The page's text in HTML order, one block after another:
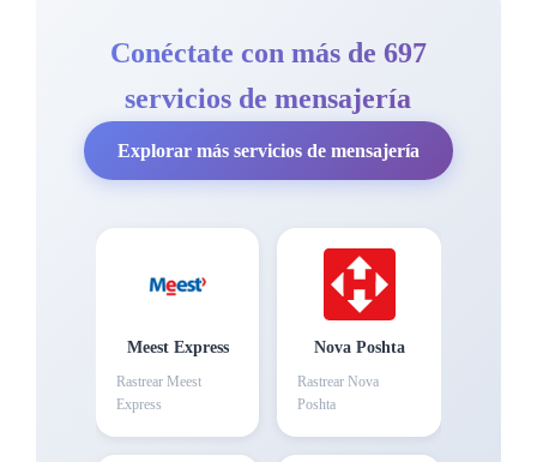
Conéctate con más de 697
servicios de mensajería
Explorar más servicios de mensajería
Meest Express
Rastrear Meest
Express
Nova Poshta
Rastrear Nova
Poshta